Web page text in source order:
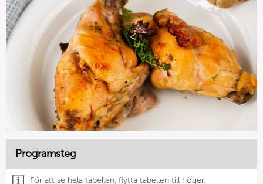
Programsteg
För att se hela tabellen, flytta tabellen till höger.